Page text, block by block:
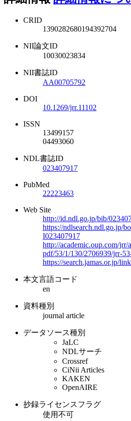
CRID
1390282680194392704
NII論文ID
10030023834
NII書誌ID
AA00705792
DOI
10.1269/jrr.11102
ISSN
13499157
04493060
NDL書誌ID
023407917
PubMed
22223463
Web Site
http://id.ndl.go.jp/bib/
https://ndlsearch.ndl.go.jp/
I023407917
http://academic.oup.com/jrr/
pdf/53/1/130/2706939/jrr-
https://search.jamas.or.jp/
本文言語コード
en
資料種別
journal article
データソース種別
JaLC
NDLサーチ
Crossref
CiNii Articles
KAKEN
OpenAIRE
抄録ライセンスフラグ
使用不可